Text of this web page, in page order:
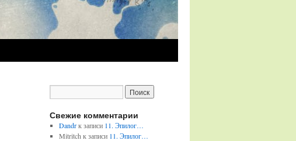
Свежие комментарии
Dandrк записи 11. Эпилог…
Mitritch к записи 11. Эпилог…